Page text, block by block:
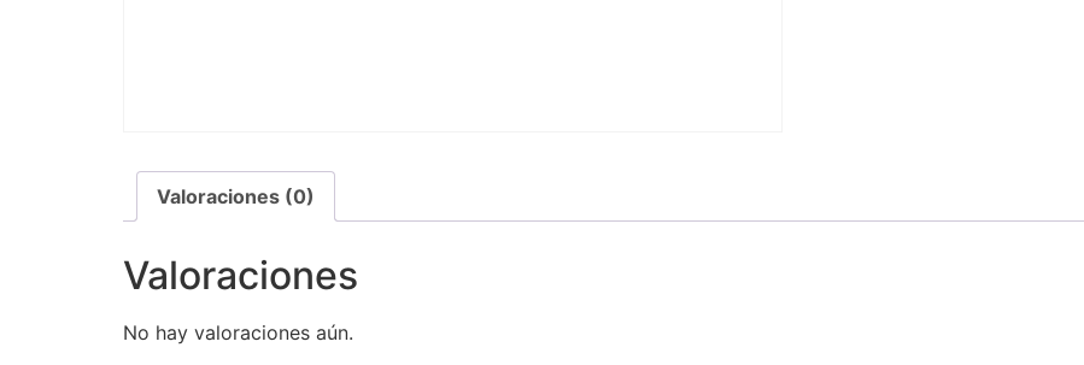
Valoraciones (0)
Valoraciones
No hay valoraciones aún.